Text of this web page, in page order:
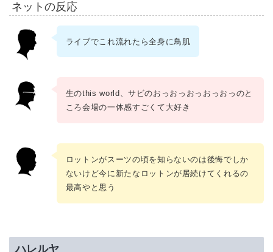
ネットの反応
ライブでこれ流れたら全身に鳥肌
生のthis world、サビのおっおっおっおっおっのと
ころ会場の一体感すごくて大好き
ロットンがスーツの頃を知らないのは後悔でしか
ないけど今に新たなロットンが居続けてくれるの
最高やと思う
ハレルヤ